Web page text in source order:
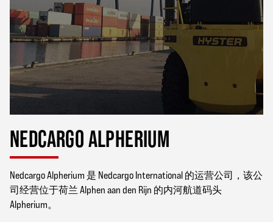
NEDCARGO ALPHERIUM
Nedcargo Alpherium 是 Nedcargo International 的运营公司，该公
司经营位于荷兰 Alphen aan den Rijn 的内河航道码头
Alpherium。